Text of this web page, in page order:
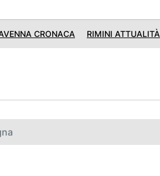
CRONACA RIMINI ATTUALITÀ